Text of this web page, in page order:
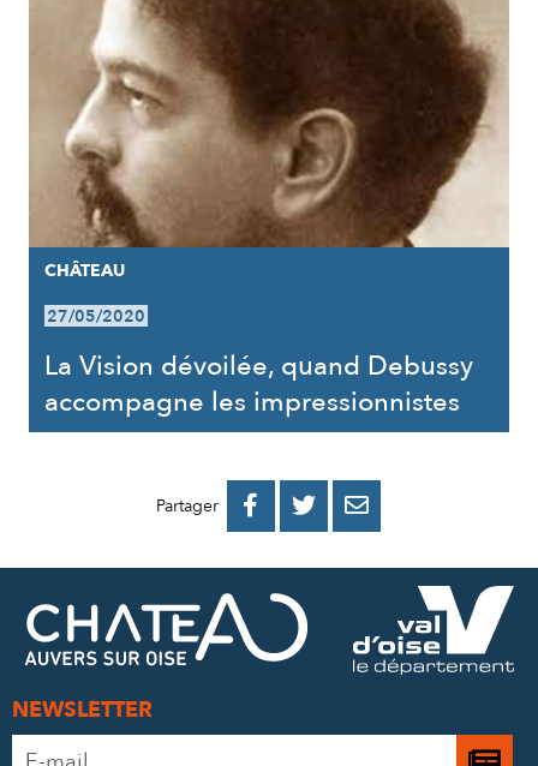
CHÂTEAU
27/05/2020
La Vision dévoilée, quand Debussy
accompagne les impressionnistes
Partager 
PARTAGER
FACEBOOK
PARTAGER
PARTAGER
MAIL
NEWSLETTER
Adresse
